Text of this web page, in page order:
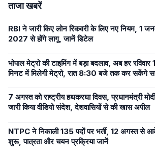
ताजा खबरें
RBI ने जारी किए लोन रिकवरी के लिए नए नियम, 1
2027 से होंगे लागू, जानें डिटेल
भोपाल मेट्रो की टाइमिंग में बड़ा बदलाव, अब हर रविवार
मिनट में मिलेगी मेट्रो, रात 8:30 बजे तक कर सकेंगे
7 अगस्त को राष्ट्रीय हथकरघा दिवस, प्रधानमंत्री
जारी किया वीडियो संदेश, देशवासियों से की खास अपील
NTPC ने निकाली 135 पदों पर भर्ती, 12 अगस्त से
शुरू, पात्रता और चयन प्रक्रिया जानें